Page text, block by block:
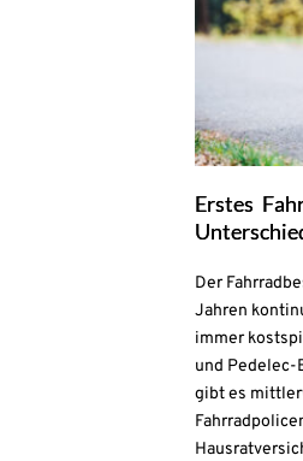
Erstes
Der
Jahren
immer
und Pedelec-
gibt es